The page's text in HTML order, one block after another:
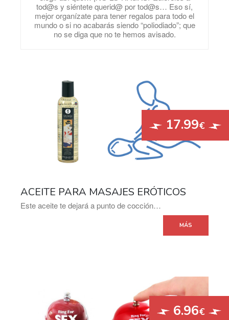
tod@s y siéntete querid@ por tod@s… Eso sí,
mejor organízate para tener regalos para todo el
mundo o si no acabarás siendo “poliodiado”; que
no se diga que no te hemos avisado.
17.99€
ACEITE PARA MASAJES ERÓTICOS
Este aceite te dejará a punto de cocción…
MÁS
6.96€